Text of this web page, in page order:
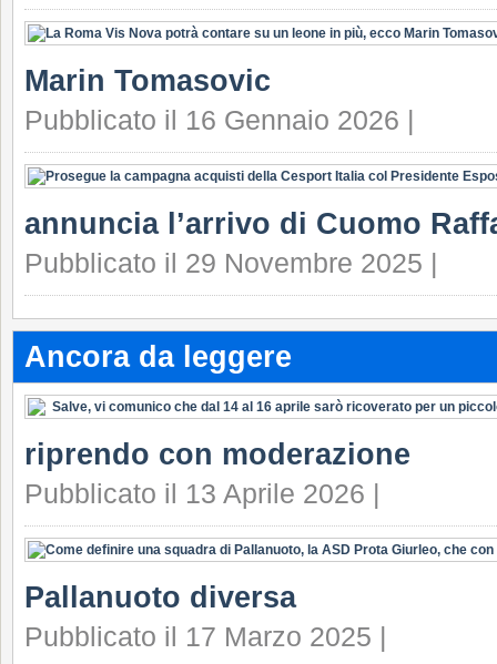
Marin Tomasovic
Pubblicato il 16 Gennaio 2026 |
annuncia l’arrivo di Cuomo
Pubblicato il 29 Novembre 2025 |
Ancora da leggere
riprendo con moderazione
Pubblicato il 13 Aprile 2026 |
Pallanuoto diversa
Pubblicato il 17 Marzo 2025 |